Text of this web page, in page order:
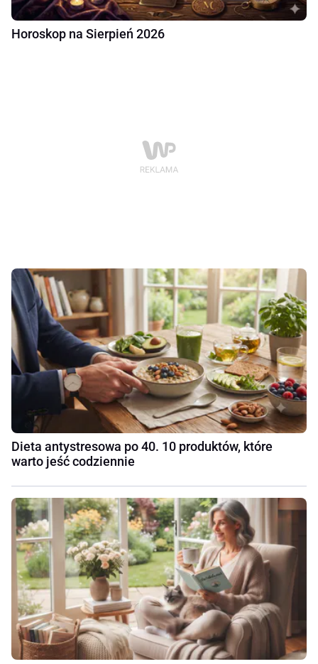
Horoskop na Sierpień 2026
Dieta antystresowa po 40. 10 produktów, które
warto jeść codziennie